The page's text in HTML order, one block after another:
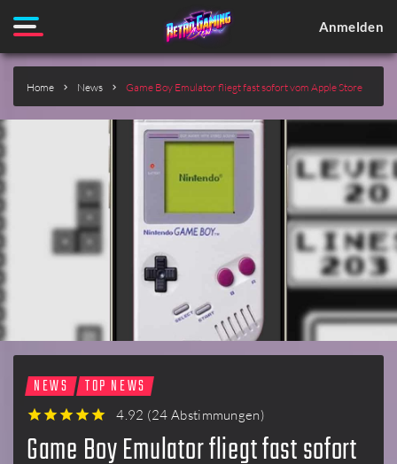
Anmelden
Home News Game Boy Emulator fliegt fast sofort vom Apple Store
NEWS TOP NEWS
4.92 (24 Abstimmungen)
Game Boy Emulator fliegt fast sofort